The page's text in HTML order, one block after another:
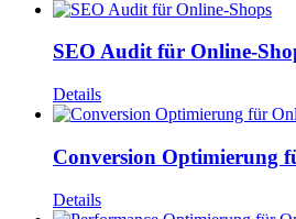
SEO Audit für Online-
Details
Conversion Optimierung
Details